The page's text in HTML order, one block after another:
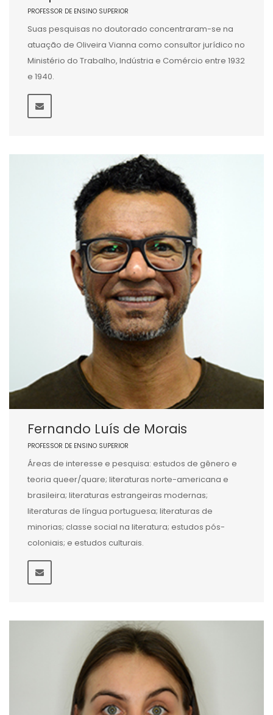
PROFESSOR DE ENSINO SUPERIOR
Suas pesquisas no doutorado concentraram-se na
atuação de Oliveira Vianna como consultor jurídico no
Ministério do Trabalho, Indústria e Comércio entre 1932
e 1940.
Fernando Luís de Morais
PROFESSOR DE ENSINO SUPERIOR
Áreas de interesse e pesquisa: estudos de gênero e
teoria queer/quare; literaturas norte-americana e
brasileira; literaturas estrangeiras modernas;
literaturas de língua portuguesa; literaturas de
minorias; classe social na literatura; estudos pós-
coloniais; e estudos culturais.